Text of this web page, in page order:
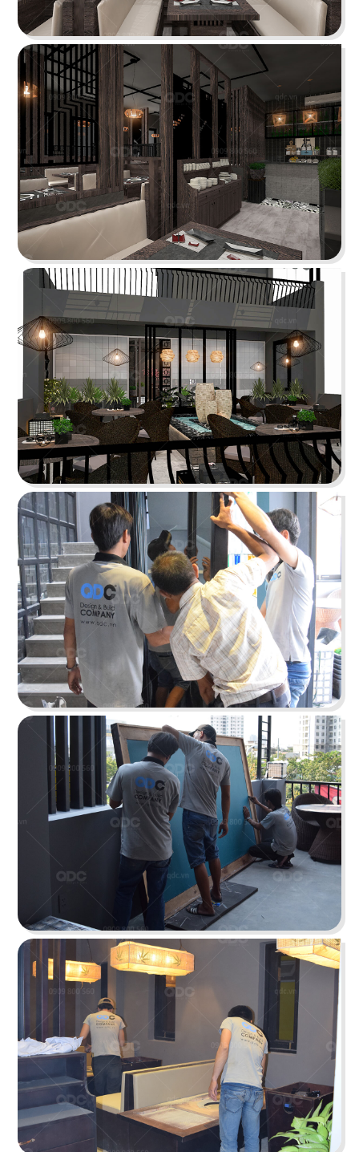
Chi tiết
STELLA COFFEE
Gam màu xám nguyên bản cùng kỹ thuật sơn
hiệu ứng rỉ sét tạo nên sự mới mẻ
Chi tiết
O TEM
Phong cách Indochine kết hợp kiến trúc cung
đình mang đến vẻ đẹp trầm mặc
Chi tiết
IKIGAI
Tái hiện bức tranh ẩm thực Nhật không phô
bày mà diễn tả vô cùng tinh tế